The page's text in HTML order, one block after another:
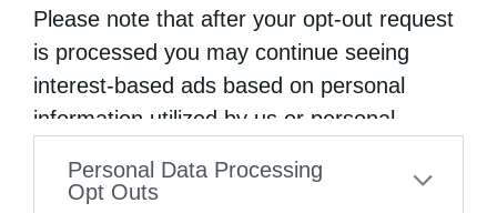
Please note that after your opt-out request
is processed you may continue seeing
interest-based ads based on personal
information utilized by us or personal
to your opt-out. You may separately opt-out
Personal Data Processing
Opt Outs
Δύο τόνους τρόφιμα και είδη προσωπικής
υγιεινής στα...